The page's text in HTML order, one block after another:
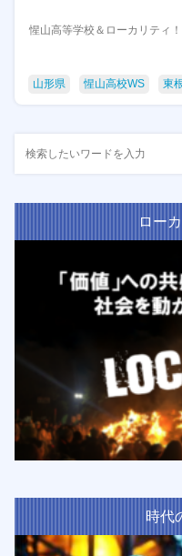
惺山高等学校＆ローカリティ
山形県 惺山高校WS 東
ロー
時代